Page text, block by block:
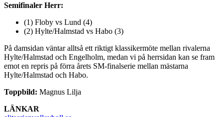
Semifinaler Herr:
(1) Floby vs Lund (4)
(2) Hylte/Halmstad vs Habo (3)
På damsidan väntar alltså ett riktigt klassikermöte mellan rivalerna
Hylte/Halmstad och Engelholm, medan vi på herrsidan kan se fram
emot en repris på förra årets SM-finalserie mellan mästarna
Hylte/Halmstad och Habo.
Toppbild: Magnus Lilja
LÄNKAR